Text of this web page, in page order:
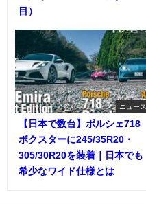
目）
ニュース
【日本で数台】ポルシェ718
ボクスターに245/35R20・
305/30R20を装着｜日本でも
希少なワイド仕様とは